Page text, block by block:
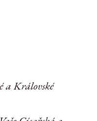
a Královské